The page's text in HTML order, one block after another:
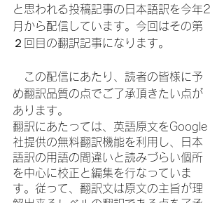
と思われる投稿記事の日本語訳を今年2
月から配信しています。今回はその第
２回目の翻訳記事になります。
この配信にあたり、読者の皆様に予
め翻訳品質の点でご了承頂きたい点が
あります。
翻訳にあたっては、英語原文をGoogle
社提供の無料翻訳機能を利用し、日本
語訳の用語の間違いと読みづらい個所
を中心に校正と編集を行なっていま
す。従って、翻訳文は原文の主旨が理